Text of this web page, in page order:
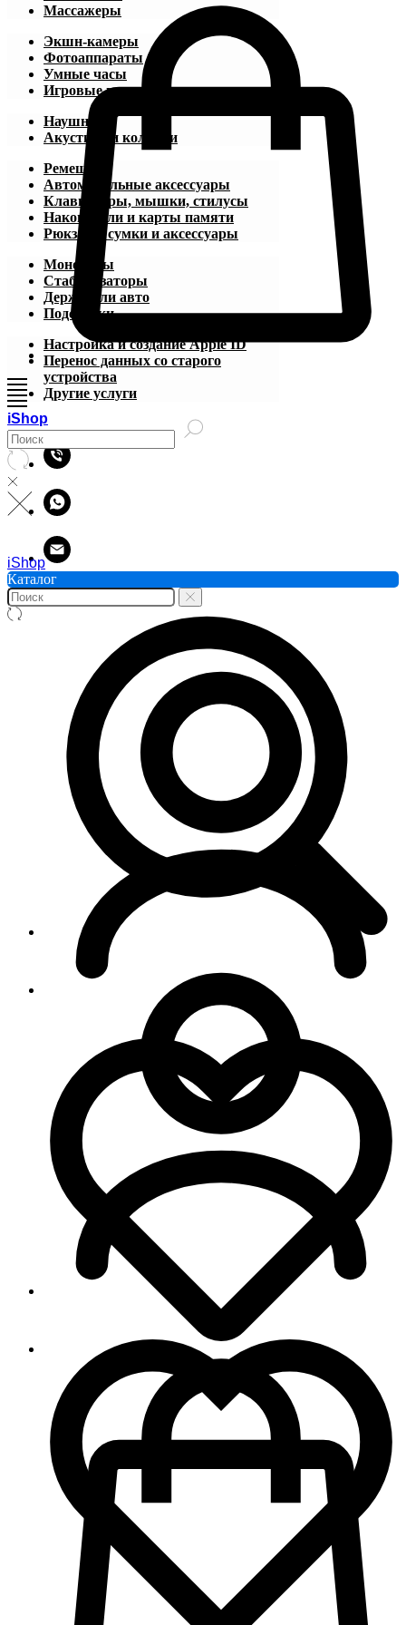
iShop
Массажеры
Экшн-камеры
Фотоаппараты
Умные часы
Игровые приставки
Наушники
Акустика и колонки
Ремешки
Автомобильные аксессуары
Клавиатуры, мышки, стилусы
Накопители и карты памяти
Рюкзаки, сумки и аксессуары
Моноподы
Стабилизаторы
Держатели авто
Подставки
Настройка и создание Apple ID
Перенос данных со старого
устройства
Другие услуги
iShop
Каталог